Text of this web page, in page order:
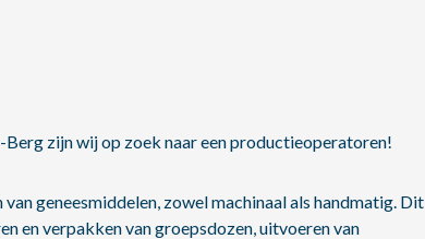
zijn wij op zoek naar een productieoperatoren!
geneesmiddelen, zowel machinaal als handmatig. Dit
en verpakken van groepsdozen, uitvoeren van